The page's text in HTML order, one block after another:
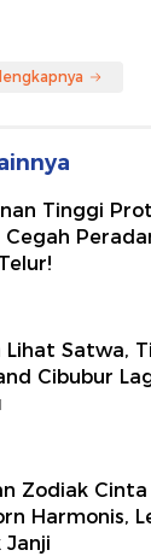
Tinggi
Cegah
Lihat Satwa,
Cibubur
Zodiak
Harmonis,
Janji